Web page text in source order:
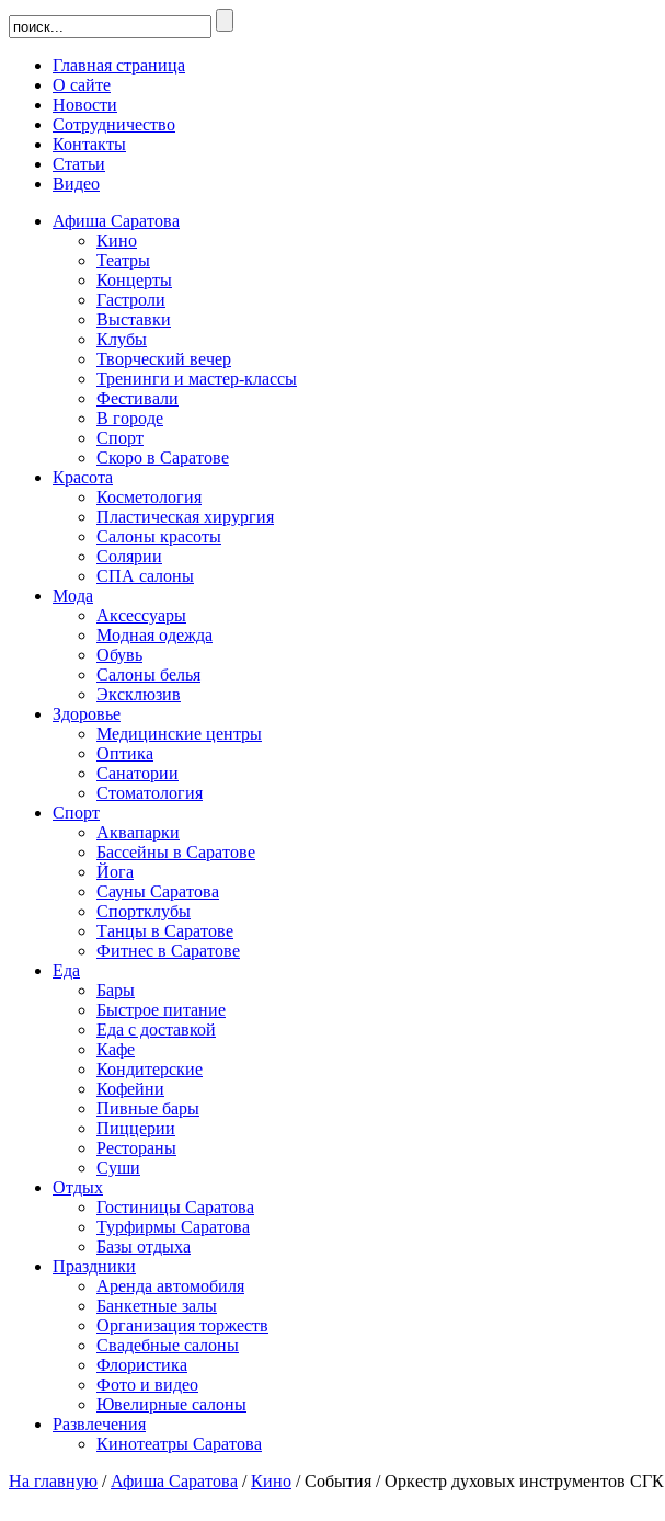
Главная страница
О сайте
Новости
Сотрудничество
Контакты
Статьи
Видео
Афиша Саратова
Кино
Театры
Концерты
Гастроли
Выставки
Клубы
Творческий вечер
Тренинги и мастер-классы
Фестивали
В городе
Спорт
Скоро в Саратове
Красота
Косметология
Пластическая хирургия
Салоны красоты
Солярии
СПА салоны
Мода
Аксессуары
Модная одежда
Обувь
Салоны белья
Эксклюзив
Здоровье
Медицинские центры
Оптика
Санатории
Стоматология
Спорт
Аквапарки
Бассейны в Саратове
Йога
Сауны Саратова
Спортклубы
Танцы в Саратове
Фитнес в Саратове
Еда
Бары
Быстрое питание
Еда с доставкой
Кафе
Кондитерские
Кофейни
Пивные бары
Пиццерии
Рестораны
Суши
Отдых
Гостиницы Саратова
Турфирмы Саратова
Базы отдыха
Праздники
Аренда автомобиля
Банкетные залы
Организация торжеств
Свадебные салоны
Флористика
Фото и видео
Ювелирные салоны
Развлечения
Кинотеатры Саратова
На главную / Афиша Саратова /Кино /События /Оркестр духовых инструментов СГК